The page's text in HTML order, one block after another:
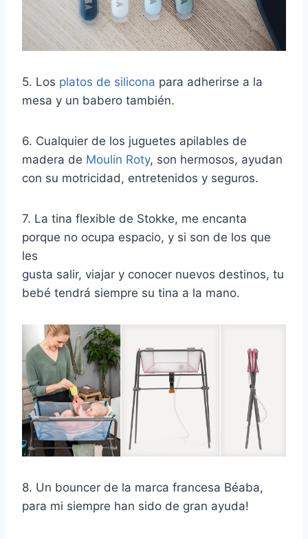
5. Los platos de silicona para adherirse a la
mesa y un babero también.
6. Cualquier de los juguetes apilables de
madera de Moulin Roty, son hermosos, ayudan
con su motricidad, entretenidos y seguros.
7. La tina flexible de Stokke, me encanta
porque no ocupa espacio, y si son de los que
les
gusta salir, viajar y conocer nuevos destinos, tu
bebé tendrá siempre su tina a la mano.
8. Un bouncer de la marca francesa Béaba,
para mi siempre han sido de gran ayuda!